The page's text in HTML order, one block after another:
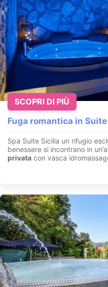
Fuga romantica in
Spa Suite Sicilia un rifugio
benessere si incontrano in
privata con vasca
SCOPRI DI PIÙ